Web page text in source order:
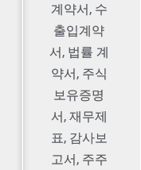
계약서, 수
출입계약
서, 법률 계
약서, 주식
보유증명
서, 재무제
표, 감사보
고서, 주주